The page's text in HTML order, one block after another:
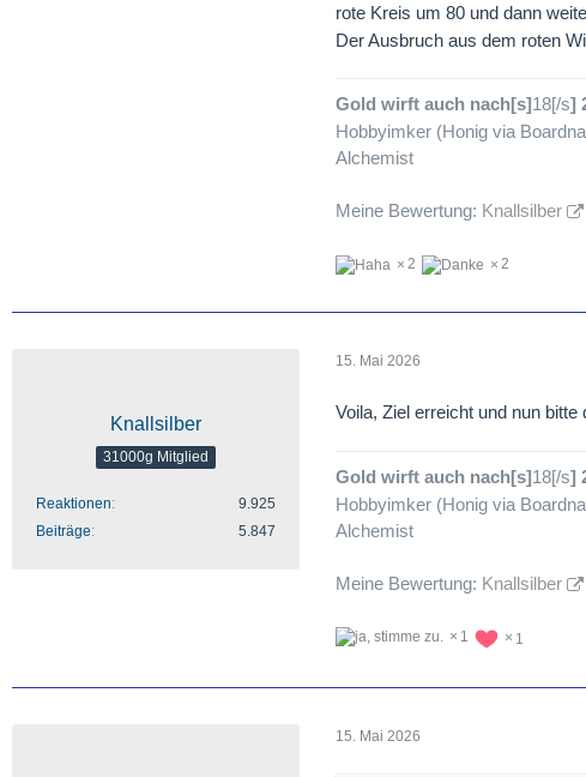
rote Kreis um 80 und dann
Der Ausbruch aus dem roten
Gold wirft auch nach[s]18[/s]
Hobbyimker (Honig via
Alchemist
Meine Bewertung: Knallsilber
2 2
Knallsilber
31000g Mitglied
Reaktionen
9.925
Beiträge
5.847
15. Mai 2026
Voila, Ziel erreicht und nun bitte
Gold wirft auch nach[s]18[/s]
Hobbyimker (Honig via
Alchemist
Meine Bewertung: Knallsilber
1 1
15. Mai 2026